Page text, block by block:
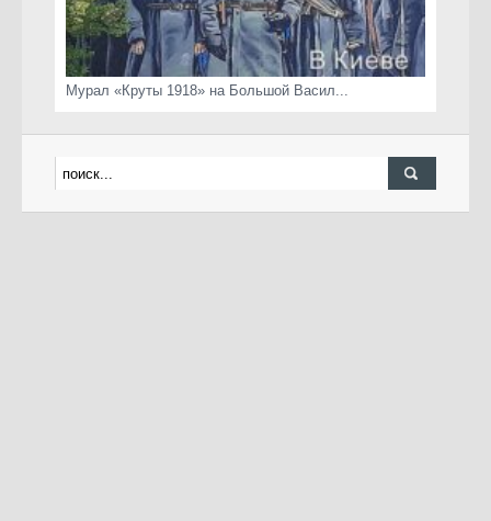
Мурал «Круты 1918» на Большой Васил...